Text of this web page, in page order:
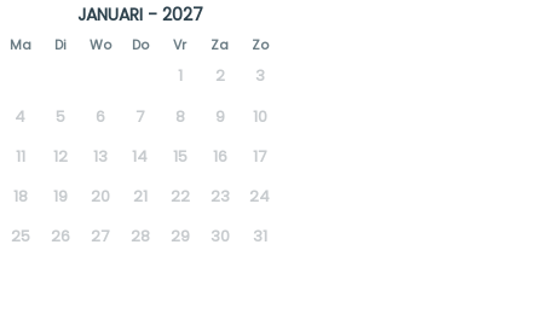
JANUARI - 2027
Ma Di Wo Do Vr Za Zo
1 2
3
4
5 6 7 8 9
10
11
12 13 14 15 16
17
18
19 20 21 22 23
24
25
26 27 28 29 30 31